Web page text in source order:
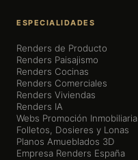
ESPECIALIDADES
Renders de Producto
Renders Paisajismo
Renders Cocinas
Renders Comerciales
Renders Viviendas
Renders IA
Webs Promoción Inmobiliaria
Folletos, Dosieres y Lonas
Planos Amueblados 3D
Empresa Renders España